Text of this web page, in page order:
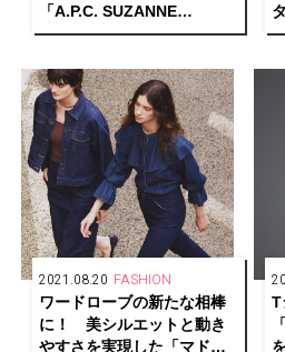
「A.P.C. SUZANNE
KOLLER INTERACTION
2021.08.20 FASHION
ワードローブの新たな相棒
に！ 美シルエットと動き
やすさを実現した「マドモ
T